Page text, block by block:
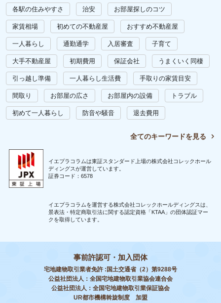
各駅の住みやすさ 治安 お部屋探しのコツ
家賃相場 初めての不動産屋 おすすめ不動産屋
一人暮らし 通勤通学 入居審査 子育て
大手不動産屋 初期費用 保証会社 うまくいく同棲
引っ越し準備 一人暮らし生活費 手取りの家賃目安
間取り お部屋の広さ お部屋内の設備 トラブル
初めて一人暮らし 防音や騒音 退去費用
全てのキーワードを見る
イエプラコラムは東証スタンダード上場の株式会社コレックホール
ディングスが運営しています。
証券コード：6578
イエプラコラムを運営する株式会社コレックホールディングスは、
景表法・特定商取引法に関する認定資格「KTAA」の団体認証マー
クを取得しています。
事前許認可・加入団体
宅地建物取引業者免許 :国土交通省（2）第9288号
公益社団法人：全国宅地建物取引業協会連合会
公益社団法人：全国宅地建物取引業保証協会
UR都市機構斡旋制度 加盟